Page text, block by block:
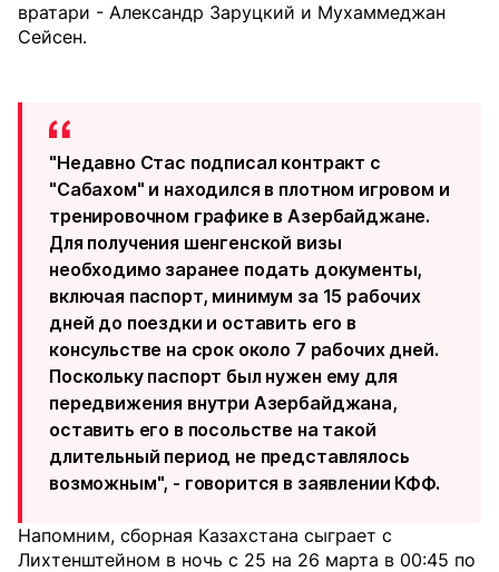
вратари - Александр Заруцкий и Мухаммеджан
Сейсен.
"Недавно Стас подписал контракт с
"Сабахом" и находился в плотном игровом и
тренировочном графике в Азербайджане.
Для получения шенгенской визы
необходимо заранее подать документы,
включая паспорт, минимум за 15 рабочих
дней до поездки и оставить его в
консульстве на срок около 7 рабочих дней.
Поскольку паспорт был нужен ему для
передвижения внутри Азербайджана,
оставить его в посольстве на такой
длительный период не представлялось
возможным", - говорится в заявлении КФФ.
Напомним, сборная Казахстана сыграет с
Лихтенштейном в ночь с 25 на 26 марта в 00:45 по